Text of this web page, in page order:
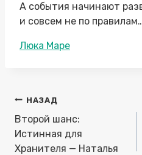
А события начинают
и совсем не по
Метки
Люка Маре
Навигация
по
записям
НАЗАД
Второй шанс:
Истинная для
Хранителя — Наталья